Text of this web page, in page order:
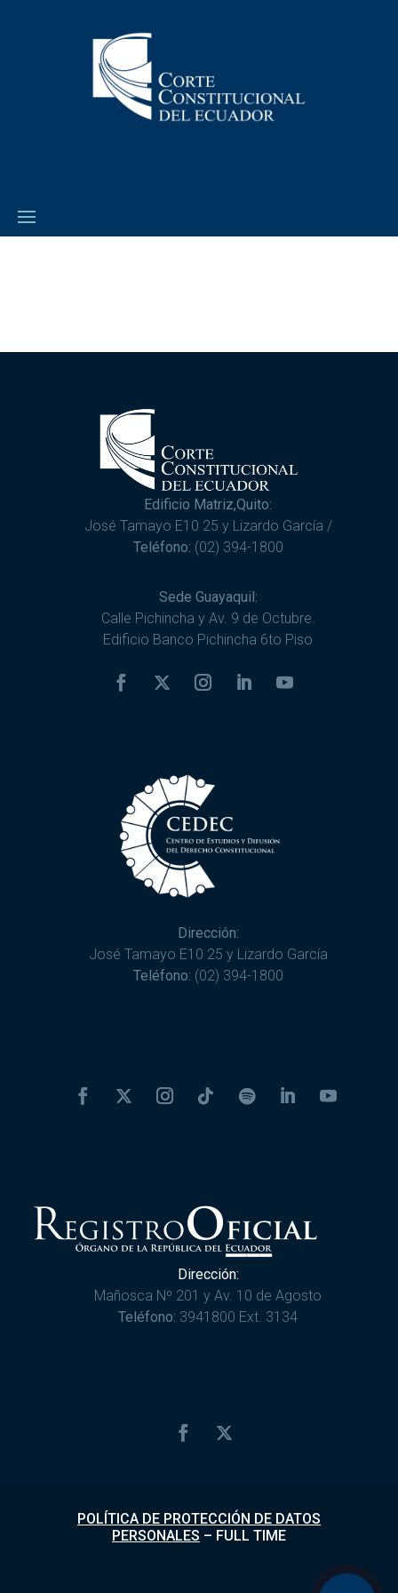
Edificio Matriz,Quito:
José Tamayo E10 25 y Lizardo García /
Teléfono: (02) 394-1800
Sede Guayaquil:
Calle Pichincha y Av. 9 de Octubre.
Edificio Banco Pichincha 6to Piso
Dirección:
José Tamayo E10 25 y Lizardo García
Teléfono: (02) 394-1800
Dirección:
Mañosca Nº 201 y Av. 10 de Agosto
Teléfono: 3941800 Ext. 3134
POLÍTICA DE PROTECCIÓN DE DATOS
PERSONALES – FULL TIME